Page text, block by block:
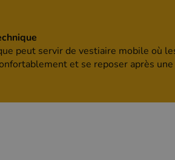
peut servir de vestiaire mobile où
et se reposer après